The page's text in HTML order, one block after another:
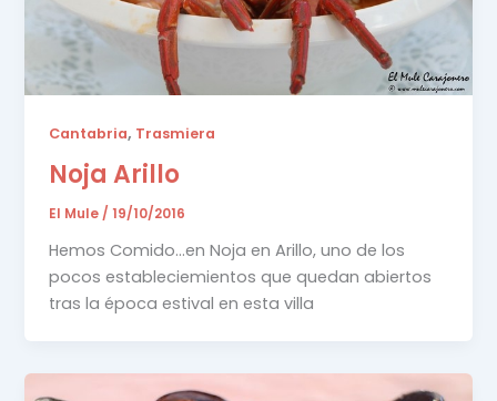
Cantabria, Trasmiera
Noja Arillo
El Mule/19/10/2016
Hemos Comido…en Noja en Arillo, uno de los
pocos estableciemientos que quedan abiertos
tras la época estival en esta villa